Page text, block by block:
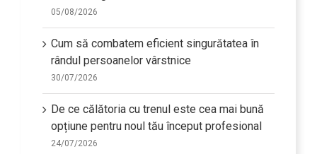
05/08/2026
Cum să combatem eficient singurătatea în
rândul persoanelor vârstnice
30/07/2026
De ce călătoria cu trenul este cea mai bună
opțiune pentru noul tău început profesional
24/07/2026